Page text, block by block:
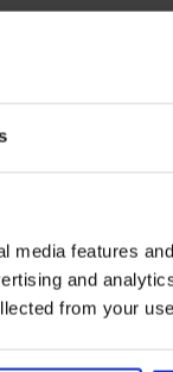
media features
and
from your
fog